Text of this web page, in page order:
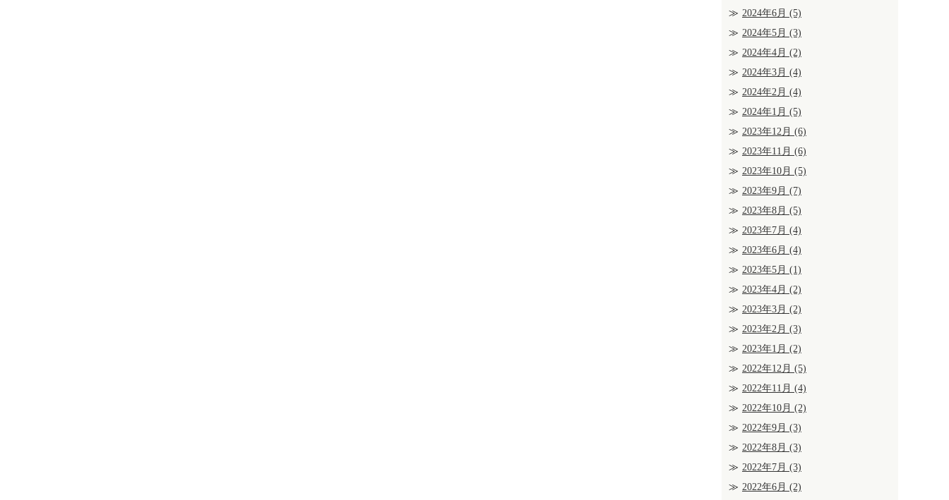
2024年6月 (5)
2024年5月 (3)
2024年4月 (2)
2024年3月 (4)
2024年2月 (4)
2024年1月 (5)
2023年12月 (6)
2023年11月 (6)
2023年10月 (5)
2023年9月 (7)
2023年8月 (5)
2023年7月 (4)
2023年6月 (4)
2023年5月 (1)
2023年4月 (2)
2023年3月 (2)
2023年2月 (3)
2023年1月 (2)
2022年12月 (5)
2022年11月 (4)
2022年10月 (2)
2022年9月 (3)
2022年8月 (3)
2022年7月 (3)
2022年6月 (2)